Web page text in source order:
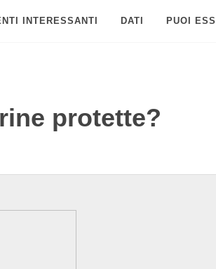
INTERESSANTI DATI PUOI
protette?